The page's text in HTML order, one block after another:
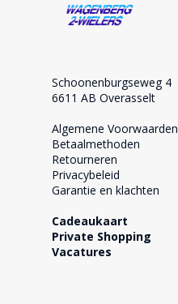
Schoonenburgseweg 4
6611 AB Overasselt
Algemene Voorwaarden
Betaalmethoden
Retourneren
Privacybeleid
Garantie en klachten
Cadeaukaart
Private Shopping
Vacatures